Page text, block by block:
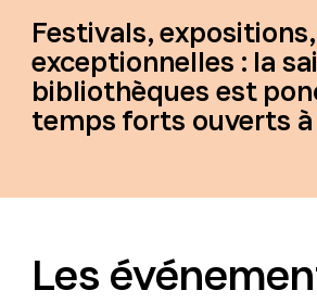
Festivals,
exceptionnelles : la
bibliothèques est
temps forts ouverts à
Les